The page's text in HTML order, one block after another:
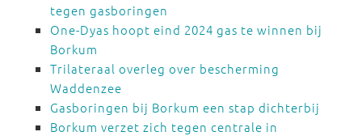
tegen gasboringen
One-Dyas hoopt eind 2024 gas te winnen bij
Borkum
Trilateraal overleg over bescherming
Waddenzee
Gasboringen bij Borkum een stap dichterbij
Borkum verzet zich tegen centrale in